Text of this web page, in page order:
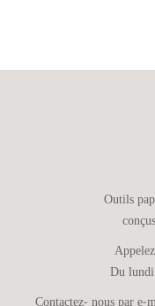
Outils
Du